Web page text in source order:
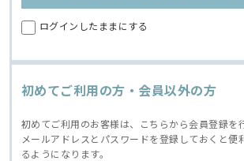
ログインしたままにする
初めてご利用の方・会員以外の方
初めてご利用のお客様は、こちらから会員登録を
メールアドレスとパスワードを登録しておくと便
るようになります。